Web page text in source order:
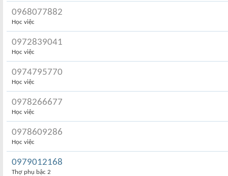
0968077882
Học việc
0972839041
Học việc
0974795770
Học việc
0978266677
Học việc
0978609286
Học việc
0979012168
Thợ phụ bậc 2